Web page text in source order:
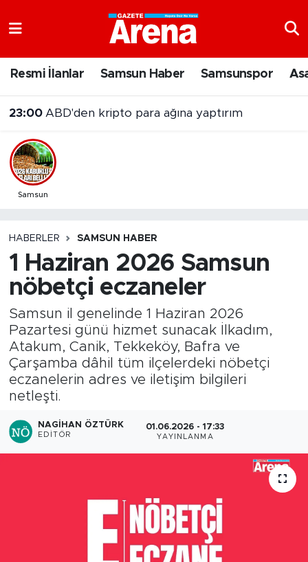
Resmi İlanlar Samsun Haber Samsunspor
23:00 ABD'den kripto para ağına yaptırım
Samsun
HABERLER SAMSUN HABER
1 Haziran 2026 Samsun
nöbetçi eczaneler
Samsun il genelinde 1 Haziran 2026
Pazartesi günü hizmet sunacak İlkadım,
Atakum, Canik, Tekkeköy, Bafra ve
Çarşamba dâhil tüm ilçelerdeki nöbetçi
eczanelerin adres ve iletişim bilgileri
netleşti.
NAGIHAN ÖZTÜRK
EDITÖR
01.06.2026 - 17:33
YAYINLANMA
Samsun Namaz Vakitleri
Trafik Durumu
Süper Lig Puan Durumu ve Fikstür
Son Dakika Haberleri
Haber Arşivi